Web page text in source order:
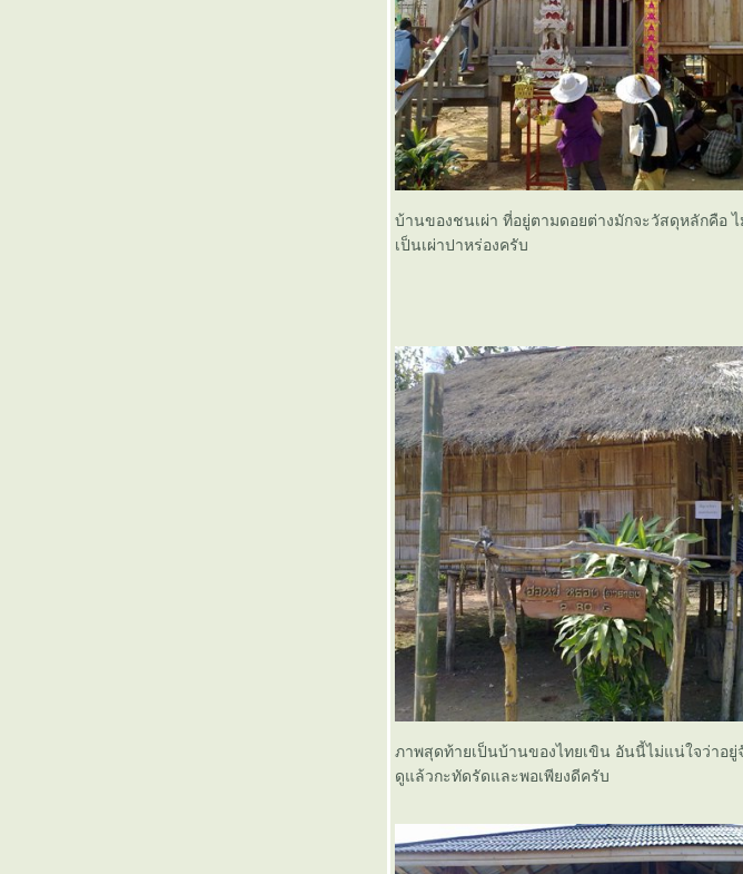
บ้านของชนเผ่า ที่อยู่ตามดอยต่างมักจะวัสดุหลักคือ
เป็นเผ่าปาหร่องครับ
ภาพสุดท้ายเป็นบ้านของไทยเขิน อันนี้ไม่แน่ใจว่าอยู่
ดูแล้วกะทัดรัดและพอเพียงดีครับ